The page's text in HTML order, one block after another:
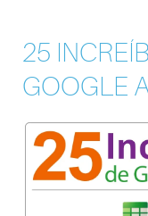
25
GOOGLE